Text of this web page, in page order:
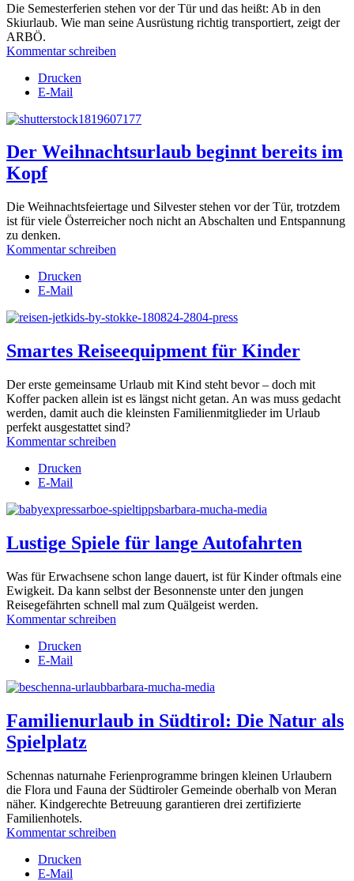
Die Semesterferien stehen vor der Tür und das heißt: Ab in den
Skiurlaub. Wie man seine Ausrüstung richtig transportiert, zeigt der
ARBÖ.
Kommentar schreiben
Drucken
E-Mail
Der Weihnachtsurlaub beginnt bereits im
Kopf
Die Weihnachtsfeiertage und Silvester stehen vor der Tür, trotzdem
ist für viele Österreicher noch nicht an Abschalten und Entspannung
zu denken.
Kommentar schreiben
Drucken
E-Mail
Smartes Reiseequipment für Kinder
Der erste gemeinsame Urlaub mit Kind steht bevor – doch mit
Koffer packen allein ist es längst nicht getan. An was muss gedacht
werden, damit auch die kleinsten Familienmitglieder im Urlaub
perfekt ausgestattet sind?
Kommentar schreiben
Drucken
E-Mail
Lustige Spiele für lange Autofahrten
Was für Erwachsene schon lange dauert, ist für Kinder oftmals eine
Ewigkeit. Da kann selbst der Besonnenste unter den jungen
Reisegefährten schnell mal zum Quälgeist werden.
Kommentar schreiben
Drucken
E-Mail
Familienurlaub in Südtirol: Die Natur als
Spielplatz
Schennas naturnahe Ferienprogramme bringen kleinen Urlaubern
die Flora und Fauna der Südtiroler Gemeinde oberhalb von Meran
näher. Kindgerechte Betreuung garantieren drei zertifizierte
Familienhotels.
Kommentar schreiben
Drucken
E-Mail